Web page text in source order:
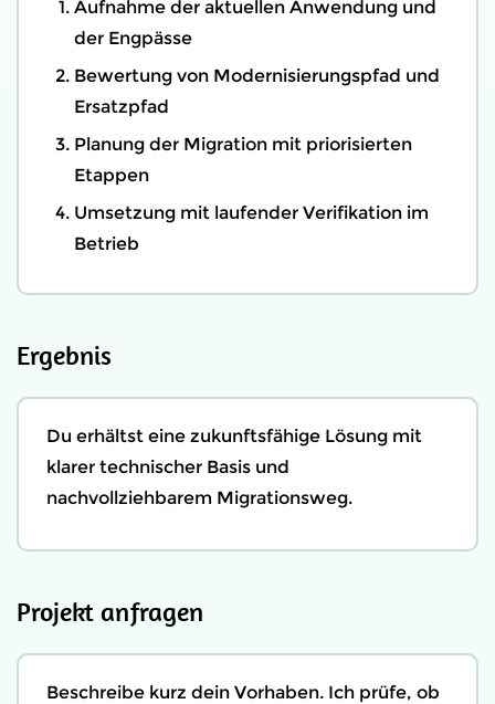
Aufnahme der aktuellen Anwendung und
der Engpässe
Bewertung von Modernisierungspfad und
Ersatzpfad
Planung der Migration mit priorisierten
Etappen
Umsetzung mit laufender Verifikation im
Betrieb
Ergebnis
Du erhältst eine zukunftsfähige Lösung mit
klarer technischer Basis und
nachvollziehbarem Migrationsweg.
Projekt anfragen
Beschreibe kurz dein Vorhaben. Ich prüfe, ob